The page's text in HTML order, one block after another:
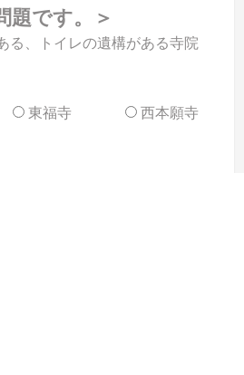
題です。＞
る、トイレの遺構がある寺院
東福寺 西本願寺